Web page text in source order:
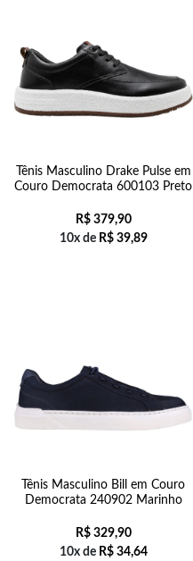
Tênis Masculino Drake Pulse em
Couro Democrata 600103 Preto
R$379,90
10x de R$39,89
Tênis Masculino Bill em Couro
Democrata 240902 Marinho
R$329,90
10x de R$34,64